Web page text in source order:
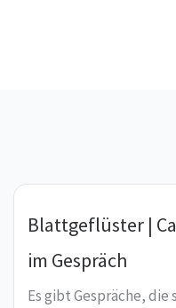
Blattgeflüster |
im Gespräch
Es gibt Gespräche,